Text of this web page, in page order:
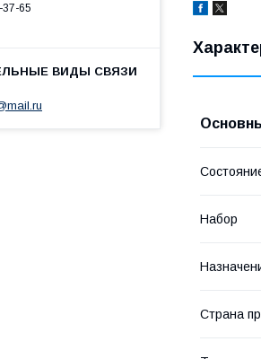
Набор
Страна
37-65